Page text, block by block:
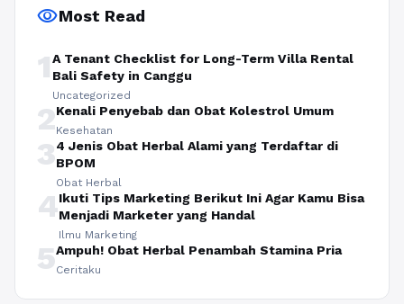
visibilityMost Read
1A Tenant Checklist for Long-Term Villa Rental
Bali Safety in Canggu
Uncategorized
2Kenali Penyebab dan Obat Kolestrol Umum
Kesehatan
34 Jenis Obat Herbal Alami yang Terdaftar di
BPOM
Obat Herbal
4Ikuti Tips Marketing Berikut Ini Agar Kamu Bisa
Menjadi Marketer yang Handal
Ilmu Marketing
5Ampuh! Obat Herbal Penambah Stamina Pria
Ceritaku